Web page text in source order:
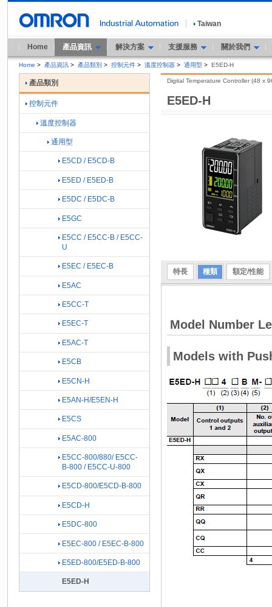
Taiwan
Home 產品資訊 解決方案 支援服務 關於我們
Home > 產品資訊 > 產品類別 > 控制元件 > 溫度控制器 > 通用型 > E5ED-H
E5ED-H
Digital Temperature Controller (48 x
特長 種類 額定/性能
Model Number
Models with
產品類別
控制元件
溫度控制器
通用型
E5CD / E5CD-B
E5ED / E5ED-B
E5DC / E5DC-B
E5GC
E5CC / E5CC-B / E5CC-
U
E5EC / E5EC-B
E5AC
E5CC-T
E5EC-T
E5AC-T
E5CB
E5CN-H
E5AN-H/E5EN-H
E5CS
E5AC-800
E5CC-800/880/ E5CC-
B-800 / E5CC-U-800
E5CD-800/E5CD-B-800
E5CD-H
E5DC-800
E5EC-800 / E5EC-B-800
E5ED-800/E5ED-B-800
E5ED-H